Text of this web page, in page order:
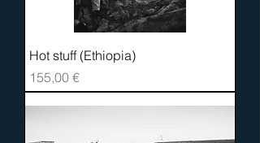
Hot stuff (Ethiopia)
Prix
155,00 €